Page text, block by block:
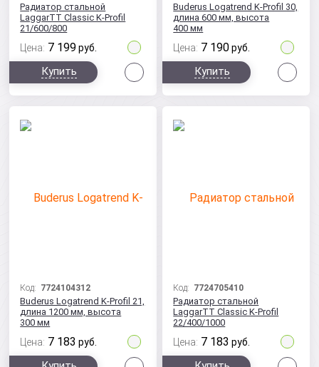
Радиатор стальной
LaggarTT Classic K-Profil
21/600/800
Цена: 7 199 руб.
Купить
Buderus Logatrend K-Profil 30,
длина 600 мм, высота
400 мм
Цена: 7 190 руб.
Купить
Код: 7724104312
Buderus Logatrend K-Profil 21,
длина 1200 мм, высота
300 мм
Цена: 7 183 руб.
Код: 7724705410
Радиатор стальной
LaggarTT Classic K-Profil
22/400/1000
Цена: 7 183 руб.